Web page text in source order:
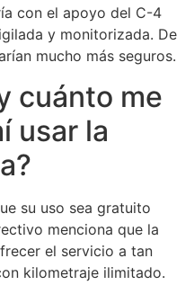
con el apoyo del C-4
y monitorizada. De
mucho más seguros.
cuánto me
usar la
su uso sea gratuito
menciona que la
el servicio a tan
kilometraje ilimitado.